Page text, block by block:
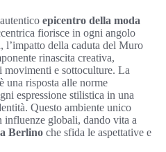
epicentro della moda
fiorisce in ogni angolo
l’impatto della caduta del Muro
rinascita creativa,
movimenti e sottoculture. La
è una risposta alle norme
espressione stilistica in una
Questo ambiente unico
influenze globali, dando vita a
Berlino che sfida le aspettative e